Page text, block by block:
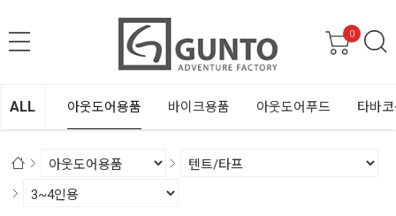
0
ALL 아웃도어용품 바이크용품 아웃도어푸드 타바